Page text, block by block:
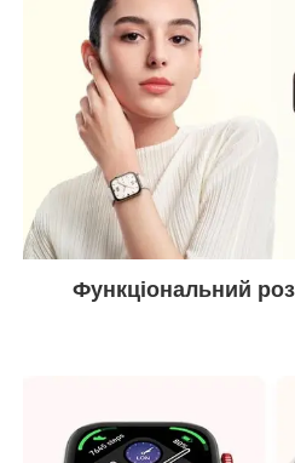
Функціональний